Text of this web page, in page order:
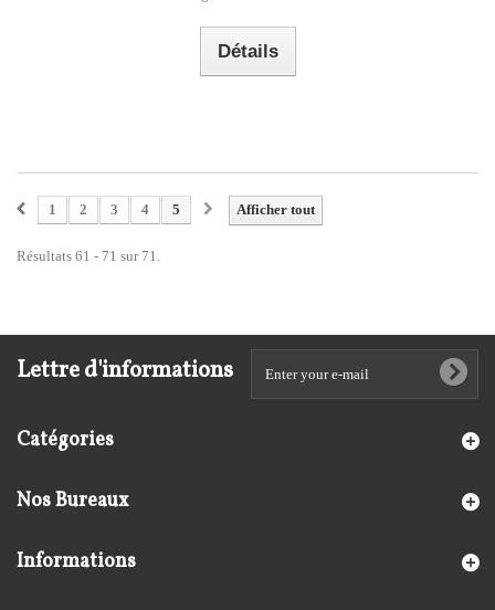
Détails
Afficher tout
1 2 3 4 5
Résultats 61 - 71 sur 71.
Lettre d'informations
Catégories
Nos Bureaux
Informations